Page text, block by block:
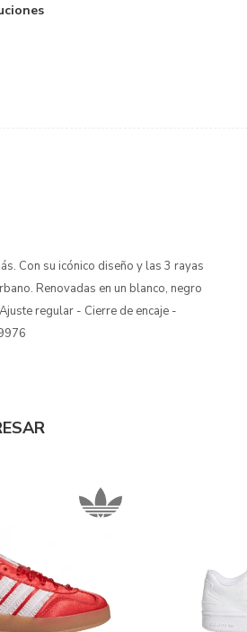
Con su icónico diseño y las 3 rayas
Renovadas en un blanco, negro
regular - Cierre de encaje -